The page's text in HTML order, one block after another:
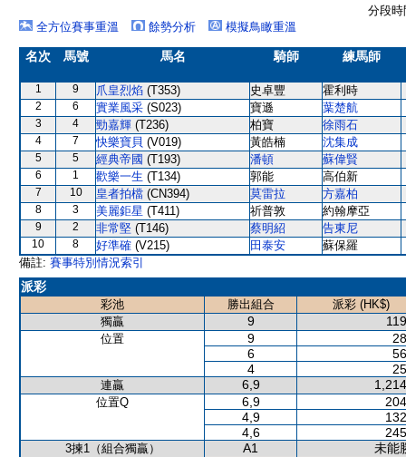
分段
全方位賽事重溫
餘勢分析 模擬鳥瞰重溫
名次 馬號 馬名 騎師 練馬師
1 9 爪皇烈焰 (T353) 史卓豐 霍利時
2 6 實業風采 (S023) 寶遜 葉楚航
3 4 勁嘉輝 (T236) 柏寶 徐雨石
4 7 快樂寶貝 (V019) 黃皓楠 沈集成
5 5 經典帝國 (T193) 潘頓 蘇偉賢
6 1 歡樂一生 (T134) 郭能 高伯新
7 10 皇者拍檔 (CN394) 莫雷拉 方嘉柏
8 3 美麗鉅星 (T411) 祈普敦 約翰摩亞
9 2 非常堅 (T146) 蔡明紹 告東尼
10 8 好準確 (V215) 田泰安
蘇保羅
備註: 賽事特別情況索引
派彩
彩池 勝出組合
派彩 (HK$)
獨贏
9
位置 9
6
4
連贏 6,9
位置Q 6,9
4,9
4,6
3揀1（組合獨贏） A1
未能